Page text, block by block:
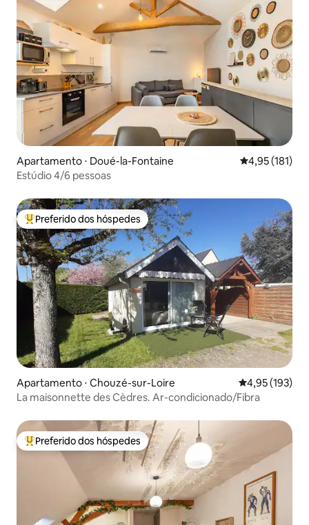
Apartamento ⋅ Doué-la-Fontaine 4,95 de uma
4,95 (181)
Estúdio 4/6 pessoas
Entre os melhores preferidos dos hóspedes
Preferido dos hóspedes
Apartamento ⋅ Chouzé-sur-Loire 4,95 de uma
4,95 (193)
La maisonnette des Cèdres. Ar-condicionado/Fibra
Entre os melhores preferidos dos hóspedes
Preferido dos hóspedes